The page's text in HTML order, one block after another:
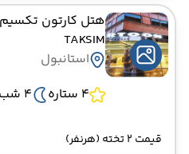
هتل کارتون تکسیم
TAKSIM
استانبول
4 ستاره
4 شب
قیمت 2 تخته (هرنفر)